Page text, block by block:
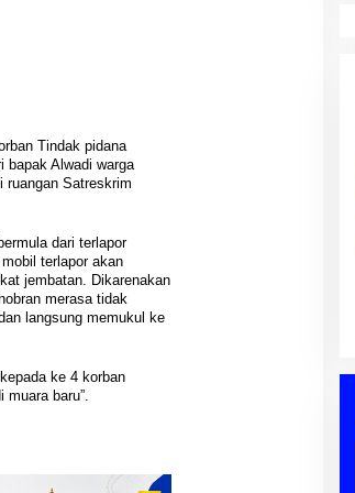
Tindak pidana
bapak Alwadi warga
ruangan Satreskrim
dari terlapor
terlapor akan
jembatan. Dikarenakan
merasa tidak
langsung memukul ke
ke 4 korban
muara baru”.
Reses Ke-II DPRD PALI Dapil I A
Talang Ubi: Aspirasi Peningkatan
Insentif RT/RW Menjadi Sorotan
Utama Masyarakat
Di Berita, DPRD, PALI, PEMERINTAHAN,
POLITIK
| 03/08/2026